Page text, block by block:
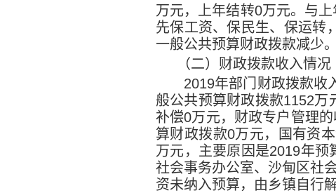
万元，上年结转0万元。与
先保工资、保民生、保运转
一般公共预算财政拨款减少。
（二）财政拨款收入情况
2019年部门财政拨款收
般公共预算财政拨款1152万
补偿0万元，财政专户管理
算财政拨款0万元，国有资
万元，主要原因是2019年预
社会事务办公室、沙甸区社
资未纳入预算，由乡镇自行